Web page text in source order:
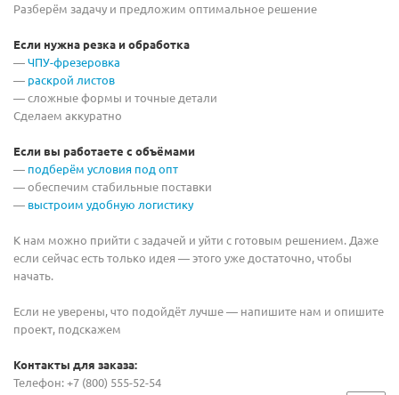
Разберём задачу и предложим оптимальное решение
Если нужна резка и обработка
—ЧПУ-фрезеровка
— раскрой листов
— сложные формы и точные детали
Сделаем аккуратно
Если вы работаете с объёмами
— подберём условия под опт
— обеспечим стабильные поставки
— выстроим удобную логистику
К нам можно прийти с задачей и уйти с готовым решением. Даже
если сейчас есть только идея — этого уже достаточно, чтобы
начать.
Если не уверены, что подойдёт лучше — напишите нам и опишите
проект, подскажем
Контакты для заказа:
Телефон: +7 (800) 555-52-54